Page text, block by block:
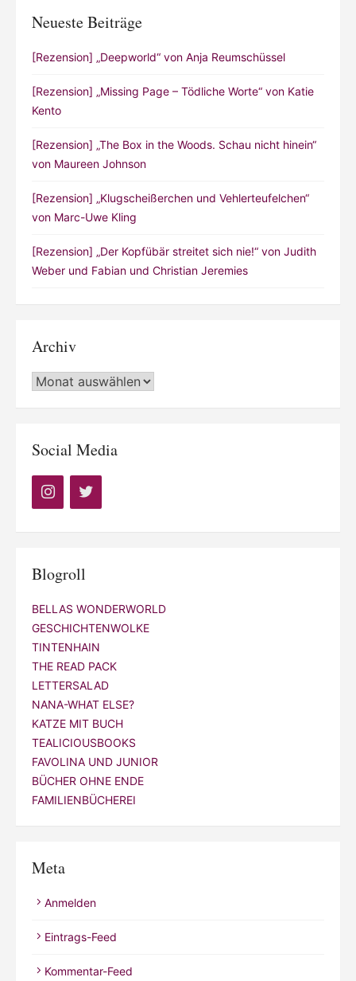
Neueste Beiträge
[Rezension] „Deepworld“ von Anja Reumschüssel
[Rezension] „Missing Page – Tödliche Worte“ von Katie
Kento
[Rezension] „The Box in the Woods. Schau nicht hinein“
von Maureen Johnson
[Rezension] „Klugscheißerchen und Vehlerteufelchen“
von Marc-Uwe Kling
[Rezension] „Der Kopfübär streitet sich nie!“ von Judith
Weber und Fabian und Christian Jeremies
Archiv
Archiv
Social Media
Blogroll
BELLAS WONDERWORLD
GESCHICHTENWOLKE
TINTENHAIN
THE READ PACK
LETTERSALAD
NANA-WHAT ELSE?
KATZE MIT BUCH
TEALICIOUSBOOKS
FAVOLINA UND JUNIOR
BÜCHER OHNE ENDE
FAMILIENBÜCHEREI
Meta
Anmelden
Eintrags-Feed
Kommentar-Feed